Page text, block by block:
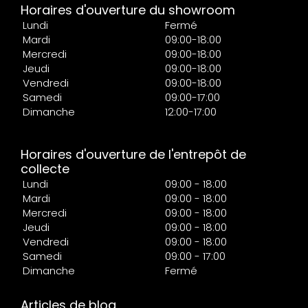
Horaires d'ouverture du showroom
Lundi
Fermé
Mardi
09:00-18:00
Mercredi
09:00-18:00
Jeudi
09:00-18:00
Vendredi
09:00-18:00
Samedi
09:00-17:00
Dimanche
12:00-17:00
Horaires d'ouverture de l'entrepôt de
collecte
Lundi
09:00 - 18:00
Mardi
09:00 - 18:00
Mercredi
09:00 - 18:00
Jeudi
09:00 - 18:00
Vendredi
09:00 - 18:00
Samedi
09:00 - 17:00
Dimanche
Fermé